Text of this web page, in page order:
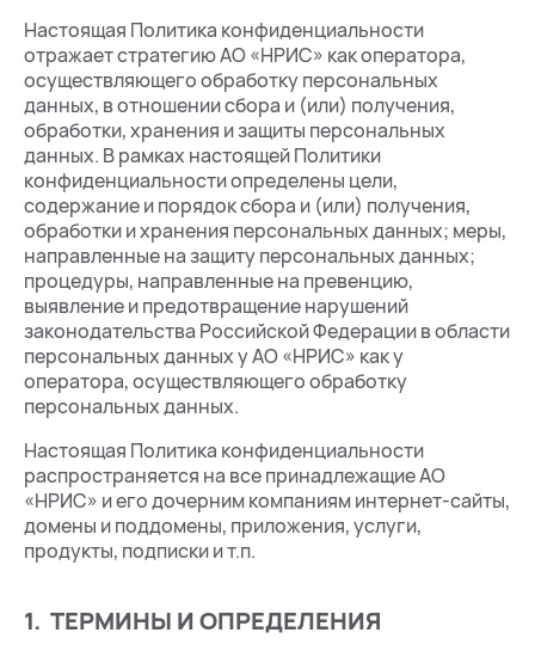
Настоящая Политика конфиденциальности
отражает стратегию АО «НРИС» как оператора,
осуществляющего обработку персональных
данных, в отношении сбора и (или) получения,
обработки, хранения и защиты персональных
данных. В рамках настоящей Политики
конфиденциальности определены цели,
содержание и порядок сбора и (или) получения,
обработки и хранения персональных данных; меры,
направленные на защиту персональных данных;
процедуры, направленные на превенцию,
выявление и предотвращение нарушений
законодательства Российской Федерации в области
персональных данных у АО «НРИС» как у
оператора, осуществляющего обработку
персональных данных.
Настоящая Политика конфиденциальности
распространяется на все принадлежащие АО
«НРИС» и его дочерним компаниям интернет-сайты,
домены и поддомены, приложения, услуги,
продукты, подписки и т.п.
1. ТЕРМИНЫ И ОПРЕДЕЛЕНИЯ